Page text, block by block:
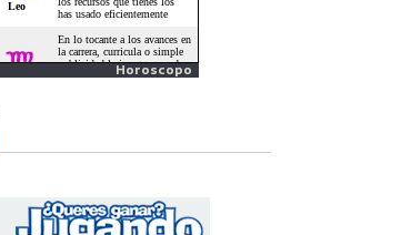
Horoscopo